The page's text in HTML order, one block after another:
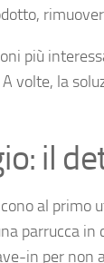
più
volte, la
il
al primo
parrucca
in per non